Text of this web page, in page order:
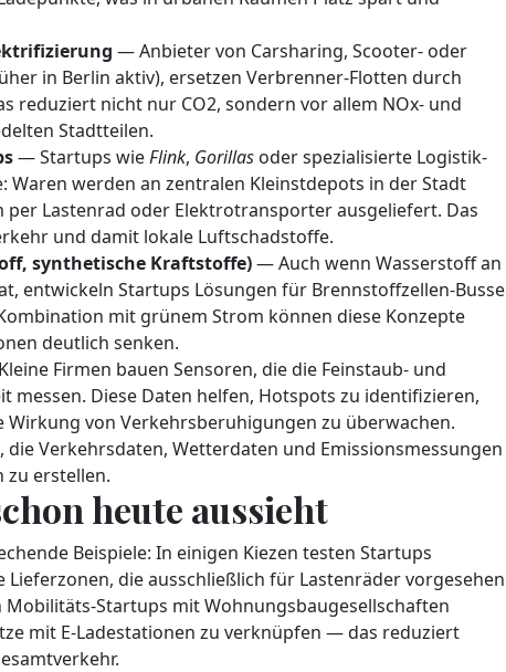
— Anbieter von Carsharing, Scooter- oder
in Berlin aktiv), ersetzen Verbrenner-Flotten durch
reduziert nicht nur CO2, sondern vor allem NOx- und
Stadtteilen.
— Startups wieFlink, Gorillas oder spezialisierte Logistik-
werden an zentralen Kleinstdepots in der Stadt
Lastenrad oder Elektrotransporter ausgeliefert. Das
und damit lokale Luftschadstoffe.
synthetische Kraftstoffe)— Auch wenn Wasserstoff an
entwickeln Startups Lösungen für Brennstoffzellen-Busse
mit grünem Strom können diese Konzepte
deutlich senken.
Firmen bauen Sensoren, die die Feinstaub- und
messen. Diese Daten helfen, Hotspots zu identifizieren,
von Verkehrsberuhigungen zu überwachen.
Verkehrsdaten, Wetterdaten und Emissionsmessungen
zu erstellen.
heute aussieht
Beispiele: In einigen Kiezen testen Startups
die ausschließlich für Lastenräder vorgesehen
Startups mit Wohnungsbaugesellschaften
mit E-Ladestationen zu verknüpfen — das reduziert